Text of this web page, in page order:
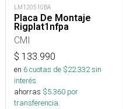
LM120510BA
Placa De Montaje
Rigplat1nfpa
CMI
$ 133.990
en 6cuotas de $22.332sin
interés
ahorras $5.360 por
transferencia.